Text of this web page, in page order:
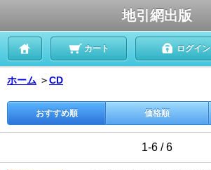
地引網出版
カート ログイン
ホーム ＞CD
おすすめ順 価格順
1-6 / 6